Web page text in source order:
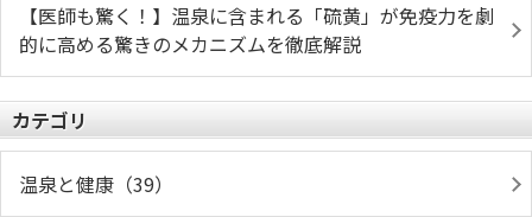
【医師も驚く！】温泉に含まれる「硫黄」が免疫力を劇
的に高める驚きのメカニズムを徹底解説
カテゴリ
温泉と健康（39）